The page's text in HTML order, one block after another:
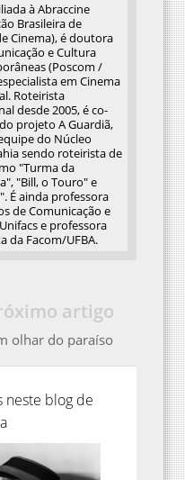
à Abraccine
Brasileira de
Cinema), é doutora
e Cultura
(Poscom /
em Cinema
Roteirista
desde 2005, é co-
projeto A Guardiã,
do Núcleo
sendo roteirista de
"Turma da
"Bill, o Touro" e
É ainda professora
de Comunicação e
e professora
da Facom/UFBA.
artigo
olhar do paraíso
neste blog de